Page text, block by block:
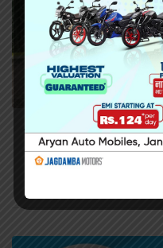
सिराहामा गोली प्रहार